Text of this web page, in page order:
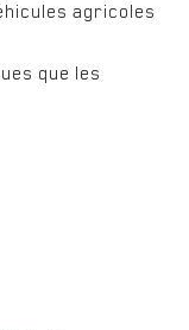
agricoles
que les